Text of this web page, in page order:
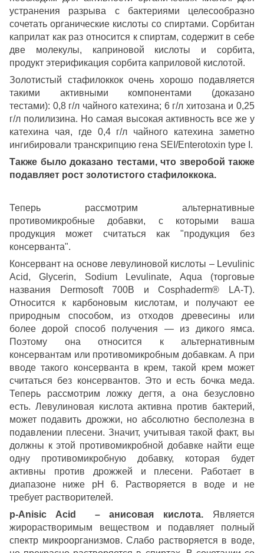
устранения разрыва с бактериями целесообразно
сочетать органические кислоты со спиртами. Сорбитан
каприлат как раз относится к спиртам, содержит в себе
две молекулы, каприновой кислоты и сорбита,
продукт этерификация сорбита каприловой кислотой.
Золотистый стафилоккок очень хорошо подавляется
такими активными компонентами (доказано
тестами): 0,8 г/л чайного катехина; 6 г/л хитозана и 0,25
г/л полилизина. Но самая высокая активность все же у
катехина чая, где 0,4 г/л чайного катехина заметно
ингибировали транскрипцию гена SEI/Enterotoxin type I.
Также было доказано тестами, что зверобой также
подавляет рост золотистого стафилоккока.
Теперь рассмотрим альтернативные
противомикробные добавки, с которыми ваша
продукция может считаться как "продукция без
консерванта".
Консервант на основе левулиновой кислоты – Levulinic
Acid, Glycerin, Sodium Levulinate, Aqua (торговые
названия Dermosoft 700B и Cosphaderm® LA-T).
Относится к карбоновым кислотам, и получают ее
природным способом, из отходов древесины или
более дорой способ получения — из дикого ямса.
Поэтому она относится к альтернативным
консервантам или противомикробным добавкам. А при
вводе такого консерванта в крем, такой крем может
считаться без консервантов. Это и есть бочка меда.
Теперь рассмотрим ложку дегтя, а она безусловно
есть. Левулиновая кислота активна против бактерий,
может подавить дрожжи, но абсолютно бесполезна в
подавлении плесени. Значит, учитывая такой факт, вы
должны к этой противомикробной добавке найти еще
одну противомикробную добавку, которая будет
активны против дрожжей и плесени. Работает в
диапазоне ниже рН 6. Растворяется в воде и не
требует растворителей.
p-Anisic Acid – анисовая кислота. Является
жирорастворимым веществом и подавляет полный
спектр микроорганизмов. Слабо растворяется в воде,